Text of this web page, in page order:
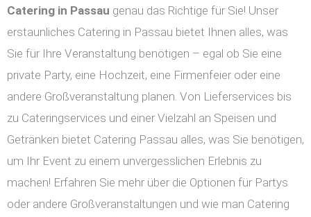
Catering in Passau genau das Richtige für Sie! Unser
erstaunliches Catering in Passau bietet Ihnen alles, was
Sie für Ihre Veranstaltung benötigen – egal ob Sie eine
private Party, eine Hochzeit, eine Firmenfeier oder eine
andere Großveranstaltung planen. Von Lieferservices bis
zu Cateringservices und einer Vielzahl an Speisen und
Getränken bietet Catering Passau alles, was Sie benötigen,
um Ihr Event zu einem unvergesslichen Erlebnis zu
machen! Erfahren Sie mehr über die Optionen für Partys
oder andere Großveranstaltungen und wie man Catering